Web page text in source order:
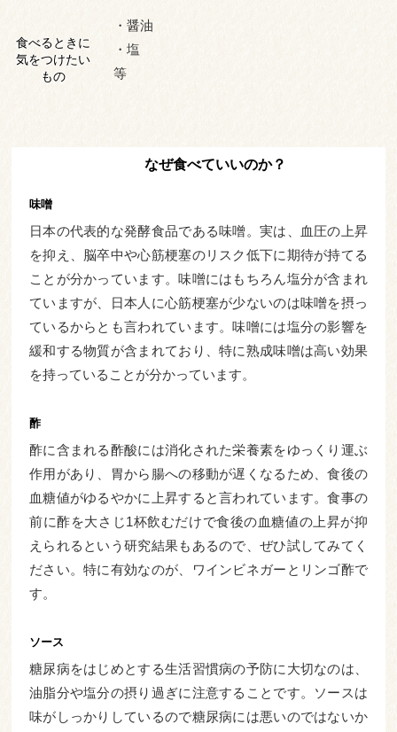
食べるときに
気をつけたい
もの
・醤油
・塩
等
なぜ食べていいのか？
味噌
日本の代表的な発酵食品である味噌。実は、血圧の上昇
を抑え、脳卒中や心筋梗塞のリスク低下に期待が持てる
ことが分かっています。味噌にはもちろん塩分が含まれ
ていますが、日本人に心筋梗塞が少ないのは味噌を摂っ
ているからとも言われています。味噌には塩分の影響を
緩和する物質が含まれており、特に熟成味噌は高い効果
を持っていることが分かっています。
酢
酢に含まれる酢酸には消化された栄養素をゆっくり運ぶ
作用があり、胃から腸への移動が遅くなるため、食後の
血糖値がゆるやかに上昇すると言われています。食事の
前に酢を大さじ1杯飲むだけで食後の血糖値の上昇が抑
えられるという研究結果もあるので、ぜひ試してみてく
ださい。特に有効なのが、ワインビネガーとリンゴ酢で
す。
ソース
糖尿病をはじめとする生活習慣病の予防に大切なのは、
油脂分や塩分の摂り過ぎに注意することです。ソースは
味がしっかりしているので糖尿病には悪いのではないか